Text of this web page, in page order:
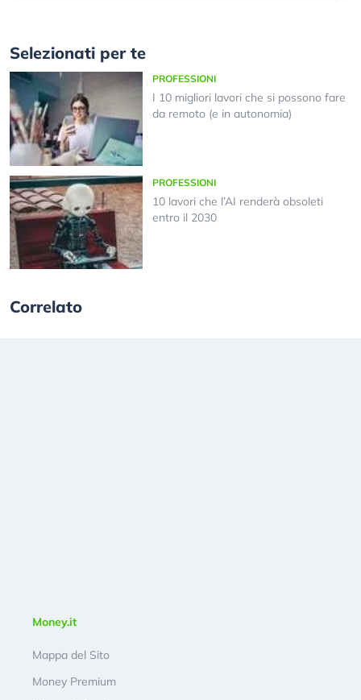
Selezionati per te
PROFESSIONI
I 10 migliori lavori che si possono fare
da remoto (e in autonomia)
PROFESSIONI
10 lavori che l’AI renderà obsoleti
entro il 2030
Correlato
Money.it
Mappa del Sito
Money Premium